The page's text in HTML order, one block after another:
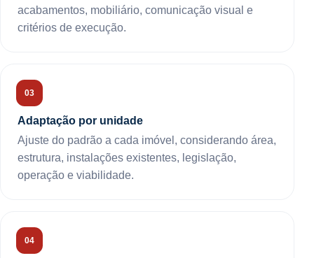
acabamentos, mobiliário, comunicação visual e
critérios de execução.
Adaptação por unidade
Ajuste do padrão a cada imóvel, considerando área,
estrutura, instalações existentes, legislação,
operação e viabilidade.